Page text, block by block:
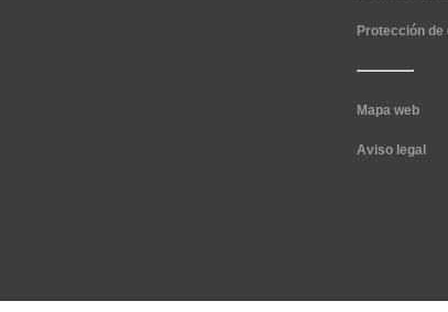
Protección de
Mapa web
Aviso legal